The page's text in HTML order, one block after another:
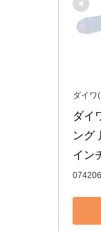
ダイワ
ダイ
ング
イン